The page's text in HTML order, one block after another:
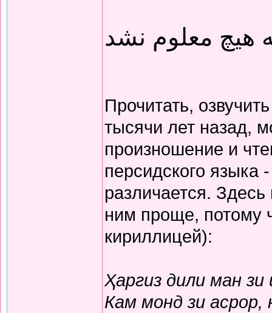
هیچ معلوم نشد
Прочитать,
тысячи лет назад,
произношение и
персидского языка
различается.
ним проще, потому
кириллицей):
Ҳаргиз дили ман
Кам монд зи